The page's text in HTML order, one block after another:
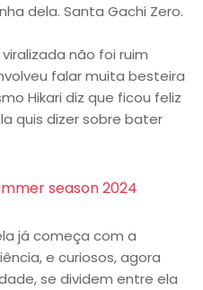
dela. Santa Gachi Zero.
não foi ruim
falar muita besteira
Hikari diz que ficou feliz
quis dizer sobre bater
season 2024
já começa com a
e curiosos, agora
se dividem entre ela